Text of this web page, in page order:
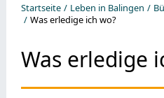
Startseite Leben in Balingen
Was erledige ich wo?
Was erledige